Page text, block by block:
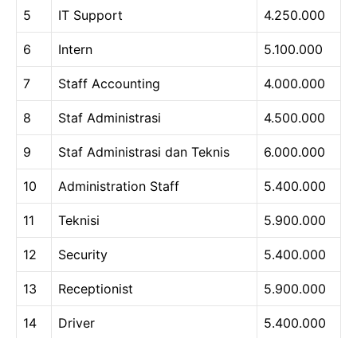
5 IT Support 4.250.000
6 Intern 5.100.000
7 Staff Accounting 4.000.000
8 Staf Administrasi 4.500.000
9 Staf Administrasi dan Teknis 6.000.000
10 Administration Staff 5.400.000
11 Teknisi 5.900.000
12 Security 5.400.000
13 Receptionist 5.900.000
14 Driver 5.400.000